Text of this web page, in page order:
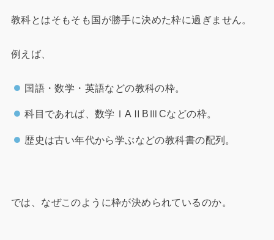
教科とはそもそも国が勝手に決めた枠に過ぎません。
例えば、
国語・数学・英語などの教科の枠。
科目であれば、数学ⅠAⅡBⅢCなどの枠。
歴史は古い年代から学ぶなどの教科書の配列。
では、なぜこのように枠が決められているのか。